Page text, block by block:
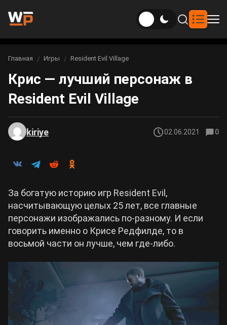
Новости
Новости Genshin Impact
Новости Honkai: Star Rail
Новости Zenless Zone Zero
Игры
Genshin Impact
Honkai: Star Rail
Neverness to Everness
Gothic 1 Remake
Arknights: Endfield
Zenless Zone Zero
Kingdom Come: Deliverance 2
Билды
Билды Genshin Impact
Билды Neverness to Everness
Билды Arknights: Endfield
Билды Wuthering Waves
Билды Cyberpunk 2077
Интересное
Фильмы и сериалы
Вы здесь:
Главная Игры Resident Evil Village
Крис — лучший персонаж в
Resident Evil Village
kiriye 02.06.2021 0
За богатую историю игр Resident Evil,
насчитывающую целых 25 лет, все главные
персонажи изображались по-разному. И если
говорить именно о Крисе Редфилде, то в
восьмой части он лучше, чем где-либо.